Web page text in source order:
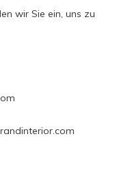
wir Sie ein, uns zu